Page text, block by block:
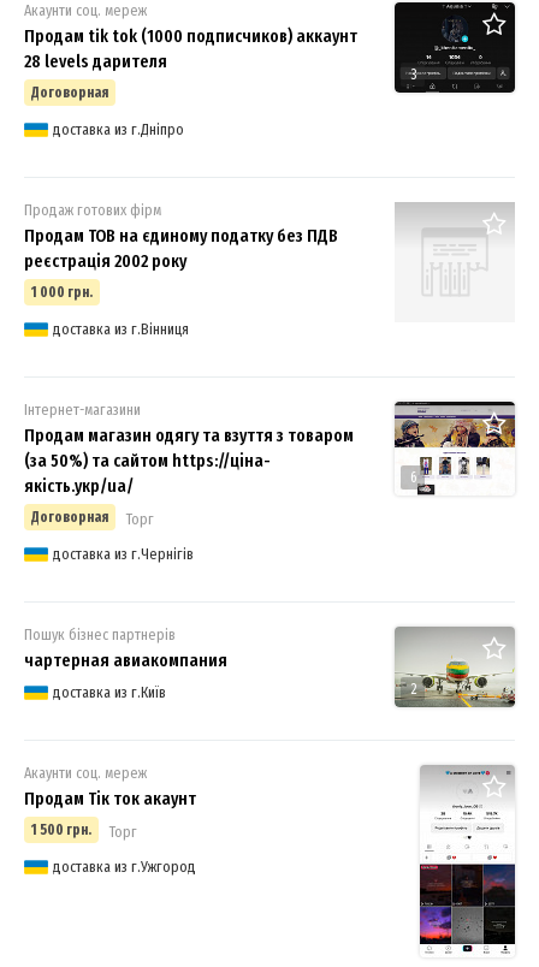
3
Акаунти соц. мереж
Продам tik tok (1000 подписчиков) аккаунт
28 levels дарителя
Договорная
доставка из г.Дніпро
Продаж готових фірм
Продам ТОВ на єдиному податку без ПДВ
реєстрація 2002 року
1 000 грн.
доставка из г.Вінниця
6
Інтернет-магазини
Продам магазин одягу та взуття з товаром
(за 50%) та сайтом https://ціна-
якість.укр/ua/
Договорная
Торг
доставка из г.Чернігів
2
Пошук бізнес партнерів
чартерная авиакомпания
доставка из г.Київ
Акаунти соц. мереж
Продам Тік ток акаунт
1 500 грн.
Торг
доставка из г.Ужгород